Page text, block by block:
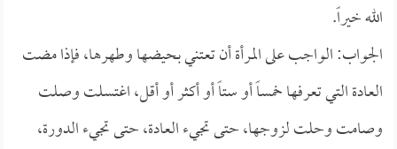
الله خيراً.
الجواب: الواجب على المرأة أن تعتني بحيضها وطهرها، فإذا مضت
العادة التي تعرفها خمساً أو ستاً أو أكثر أو أقل، اغتسلت وصلت
وصامت وحلت لزوجها، حتى تجيء العادة، حتى تجيء الدورة،